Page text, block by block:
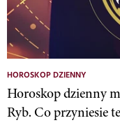
HOROSKOP DZIENNY
Horoskop dzienny
Ryb. Co przyniesie